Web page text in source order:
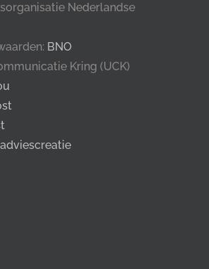
Nederlandse
BNO
Kring (UCK)